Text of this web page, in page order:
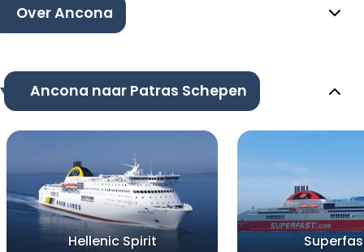
Over Ancona
Ancona naar Patras Schepen
Hellenic Spirit